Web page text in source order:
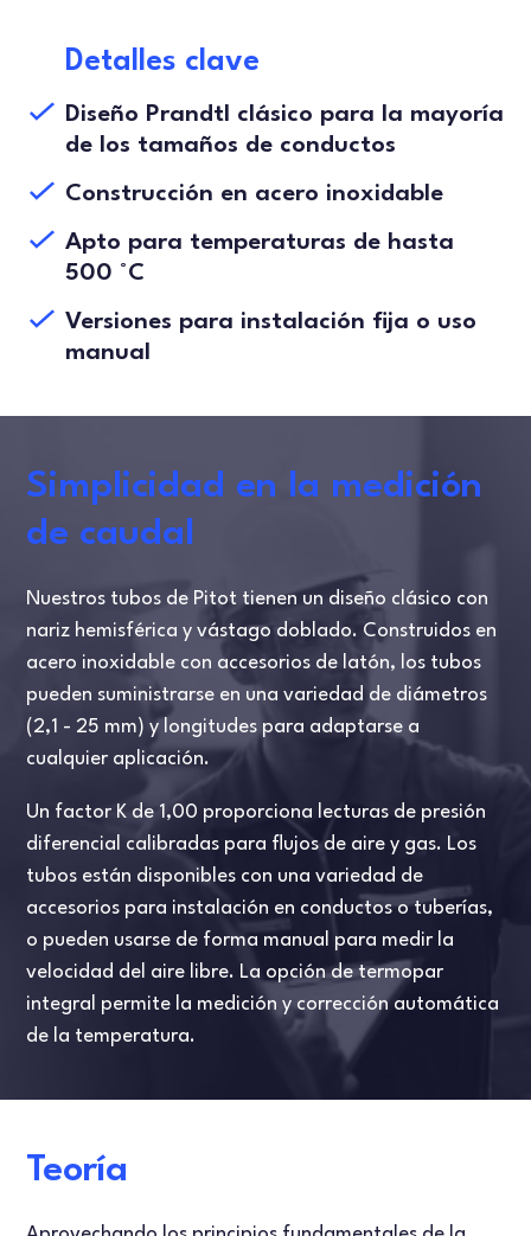
Detalles clave
Diseño Prandtl clásico para la mayoría
de los tamaños de conductos
Construcción en acero inoxidable
Apto para temperaturas de hasta
500 °C
Versiones para instalación fija o uso
manual
Simplicidad en la medición
de caudal
Nuestros tubos de Pitot tienen un diseño clásico con
nariz hemisférica y vástago doblado. Construidos en
acero inoxidable con accesorios de latón, los tubos
pueden suministrarse en una variedad de diámetros
(2,1 - 25 mm) y longitudes para adaptarse a
cualquier aplicación.
Un factor K de 1,00 proporciona lecturas de presión
diferencial calibradas para flujos de aire y gas. Los
tubos están disponibles con una variedad de
accesorios para instalación en conductos o tuberías,
o pueden usarse de forma manual para medir la
velocidad del aire libre. La opción de termopar
integral permite la medición y corrección automática
de la temperatura.
Teoría